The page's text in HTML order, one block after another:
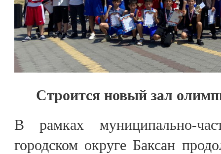
Строится новый зал
В рамках муниципально-
городском округе Баксан